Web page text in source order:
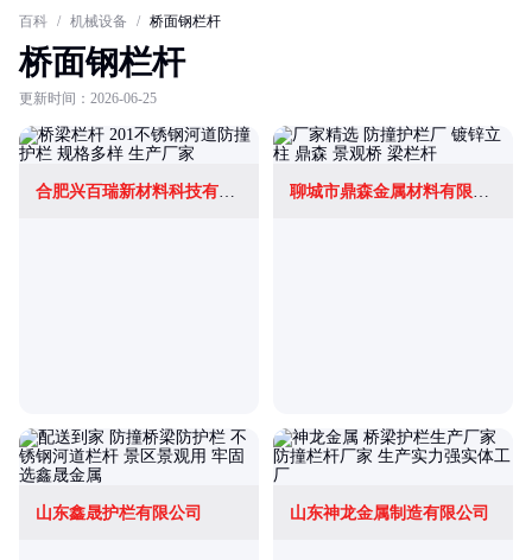
百科 / 机械设备 / 桥面钢栏杆
桥面钢栏杆
更新时间：2026-06-25
合肥兴百瑞新材料科技有限公司 聊城市鼎森金属材料有限公司
山东鑫晟护栏有限公司 山东神龙金属制造有限公司